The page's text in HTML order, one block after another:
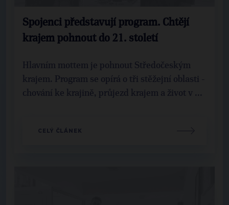
Spojenci představují program. Chtějí
krajem pohnout do 21. století
Hlavním mottem je pohnout Středočeským
krajem. Program se opírá o tři stěžejní oblasti -
chování ke krajině, průjezd krajem a život v ...
CELÝ ČLÁNEK